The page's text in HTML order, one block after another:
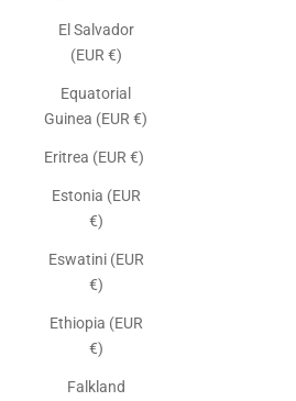
El Salvador
(EUR €)
Equatorial
Guinea (EUR €)
Eritrea (EUR €)
Estonia (EUR
€)
Eswatini (EUR
€)
Ethiopia (EUR
€)
Falkland